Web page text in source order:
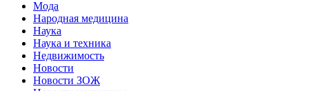
Мода
Народная медицина
Наука
Наука и техника
Недвижимость
Новости
Новости ЗОЖ